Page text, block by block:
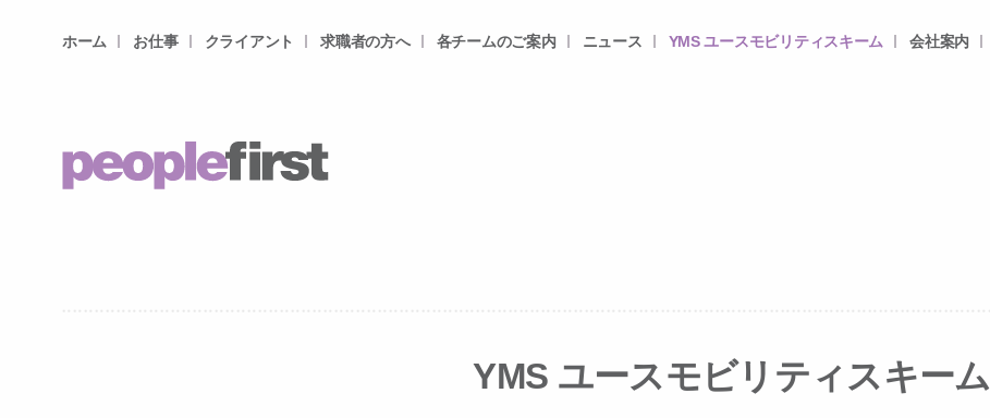
ホーム お仕事 クライアント 求職者の方へ 各チームのご案内 ニュース YMS ユースモビリティスキーム 会社案内
YMS ユースモビリティスキーム